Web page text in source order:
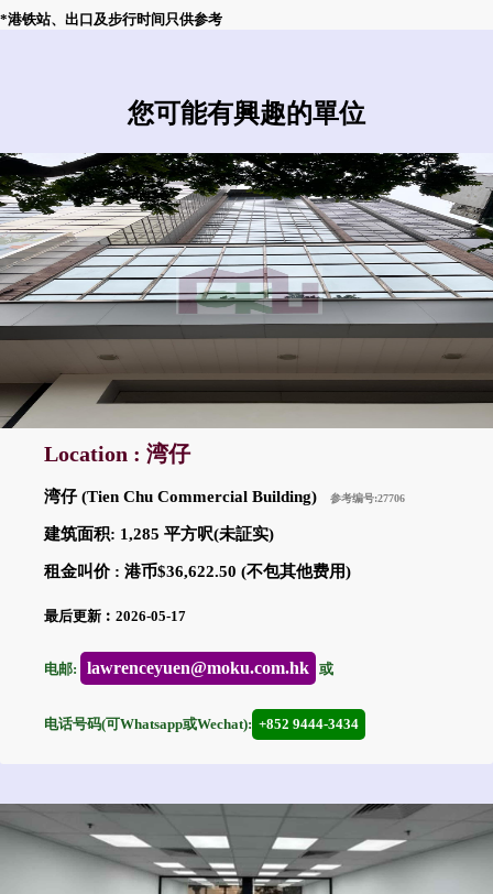
*港铁站、出口及步行时间只供参考
您可能有興趣的單位
Location : 湾仔
湾仔 (Tien Chu Commercial Building) 参考编号:27706
建筑面积: 1,285 平方呎(未証实)
租金叫价 : 港币$36,622.50 (不包其他费用)
最后更新︰2026-05-17
电邮: lawrenceyuen@moku.com.hk 或
电话号码(可Whatsapp或Wechat): +852 9444-3434